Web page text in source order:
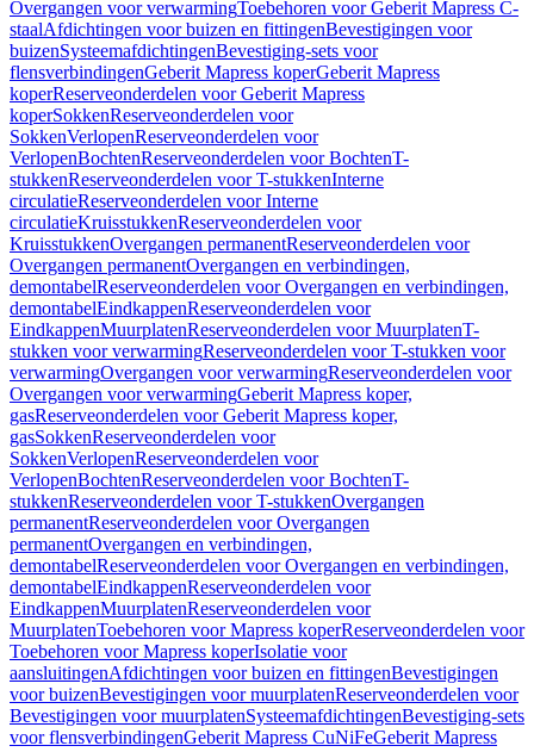
Overgangen voor verwarmingToebehoren voor Geberit Mapress C-
staalAfdichtingen voor buizen en fittingenBevestigingen voor
buizenSysteemafdichtingenBevestiging-sets voor
flensverbindingenGeberit Mapress koperGeberit Mapress
koperReserveonderdelen voor Geberit Mapress
koperSokkenReserveonderdelen voor
SokkenVerlopenReserveonderdelen voor
VerlopenBochtenReserveonderdelen voor BochtenT-
stukkenReserveonderdelen voor T-stukkenInterne
circulatieReserveonderdelen voor Interne
circulatieKruisstukkenReserveonderdelen voor
KruisstukkenOvergangen permanentReserveonderdelen voor
Overgangen permanentOvergangen en verbindingen,
demontabelReserveonderdelen voor Overgangen en verbindingen,
demontabelEindkappenReserveonderdelen voor
EindkappenMuurplatenReserveonderdelen voor MuurplatenT-
stukken voor verwarmingReserveonderdelen voor T-stukken voor
verwarmingOvergangen voor verwarmingReserveonderdelen voor
Overgangen voor verwarmingGeberit Mapress koper,
gasReserveonderdelen voor Geberit Mapress koper,
gasSokkenReserveonderdelen voor
SokkenVerlopenReserveonderdelen voor
VerlopenBochtenReserveonderdelen voor BochtenT-
stukkenReserveonderdelen voor T-stukkenOvergangen
permanentReserveonderdelen voor Overgangen
permanentOvergangen en verbindingen,
demontabelReserveonderdelen voor Overgangen en verbindingen,
demontabelEindkappenReserveonderdelen voor
EindkappenMuurplatenReserveonderdelen voor
MuurplatenToebehoren voor Mapress koperReserveonderdelen voor
Toebehoren voor Mapress koperIsolatie voor
aansluitingenAfdichtingen voor buizen en fittingenBevestigingen
voor buizenBevestigingen voor muurplatenReserveonderdelen voor
Bevestigingen voor muurplatenSysteemafdichtingenBevestiging-sets
voor flensverbindingenGeberit Mapress CuNiFeGeberit Mapress